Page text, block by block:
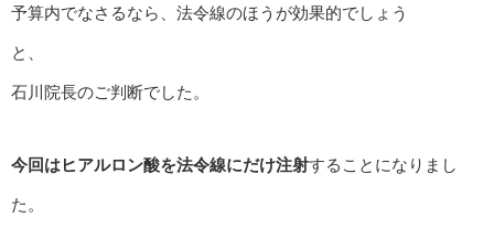
予算内でなさるなら、法令線のほうが効果的でしょう
と、
石川院長のご判断でした。
今回はヒアルロン酸を法令線にだけ注射することになりまし
た。